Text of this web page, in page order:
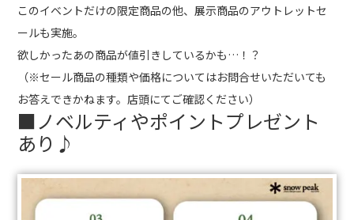
このイベントだけの限定商品の他、展示商品のアウトレットセ
ールも実施。
欲しかったあの商品が値引きしているかも…！？
（※セール商品の種類や価格についてはお問合せいただいても
お答えできかねます。店頭にてご確認ください）
■ノベルティやポイントプレゼント
あり♪